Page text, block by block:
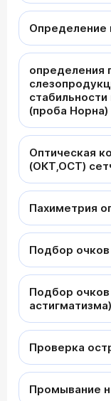
определения
(проба Норна)
Оптическая
(ОКТ,OCT)
Пахиметрия
Подбор
Подбор
астигматизма)
Проверка
Промывание